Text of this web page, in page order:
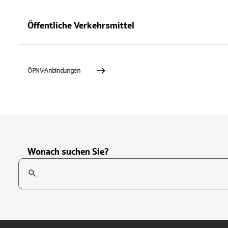
Öffentliche Verkehrsmittel
ÖPNV-Anbindungen
Wonach suchen Sie?
Suchfeld